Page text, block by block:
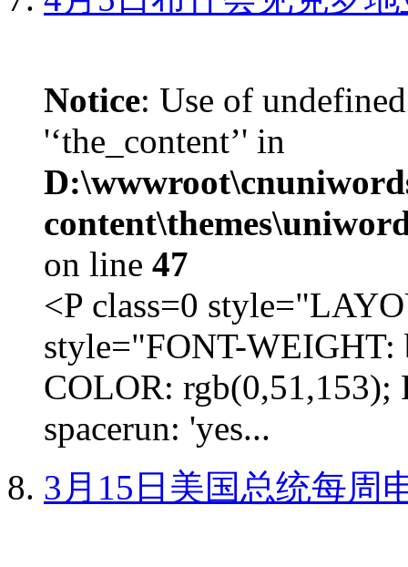
Notice: Use of
'‘the_content’' in
on line 47
<P class=0
style="FONT-
COLOR:
spacerun: 'yes...
3月15日美国总统每周